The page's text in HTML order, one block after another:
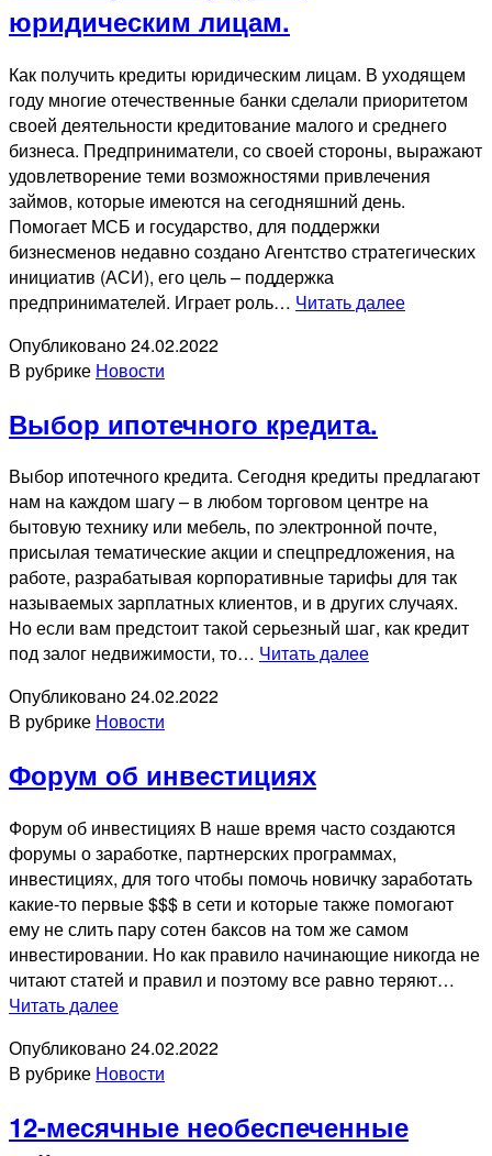
юридическим лицам.
Как получить кредиты юридическим лицам. В уходящем
году многие отечественные банки сделали приоритетом
своей деятельности кредитование малого и среднего
бизнеса. Предприниматели, со своей стороны, выражают
удовлетворение теми возможностями привлечения
займов, которые имеются на сегодняшний день.
Помогает МСБ и государство, для поддержки
бизнесменов недавно создано Агентство стратегических
инициатив (АСИ), его цель – поддержка
предпринимателей. Играет роль… Читать далееКак
Опубликовано24.02.2022
В рубрике Новости
Выбор ипотечного кредита.
Выбор ипотечного кредита. Сегодня кредиты предлагают
нам на каждом шагу – в любом торговом центре на
бытовую технику или мебель, по электронной почте,
присылая тематические акции и спецпредложения, на
работе, разрабатывая корпоративные тарифы для так
называемых зарплатных клиентов, и в других случаях.
Но если вам предстоит такой серьезный шаг, как кредит
под залог недвижимости, то… Читать далееВыбор
Опубликовано24.02.2022
В рубрике Новости
Форум об инвестициях
Форум об инвестициях В наше время часто создаются
форумы о заработке, партнерских программах,
инвестициях, для того чтобы помочь новичку заработать
какие-то первые $$$ в сети и которые также помогают
ему не слить пару сотен баксов на том же самом
инвестировании. Но как правило начинающие никогда не
читают статей и правил и поэтому все равно теряют…
Читать далееФорум
инвестициях
Опубликовано24.02.2022
В рубрике Новости
12-месячные необеспеченные